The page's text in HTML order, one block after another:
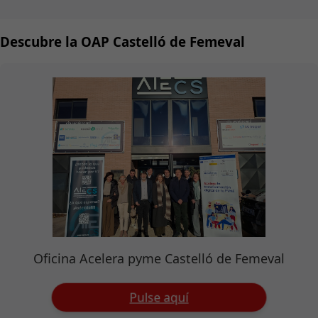
Descubre la OAP Castelló de Femeval
Oficina Acelera pyme Castelló de Femeval
Pulse aquí